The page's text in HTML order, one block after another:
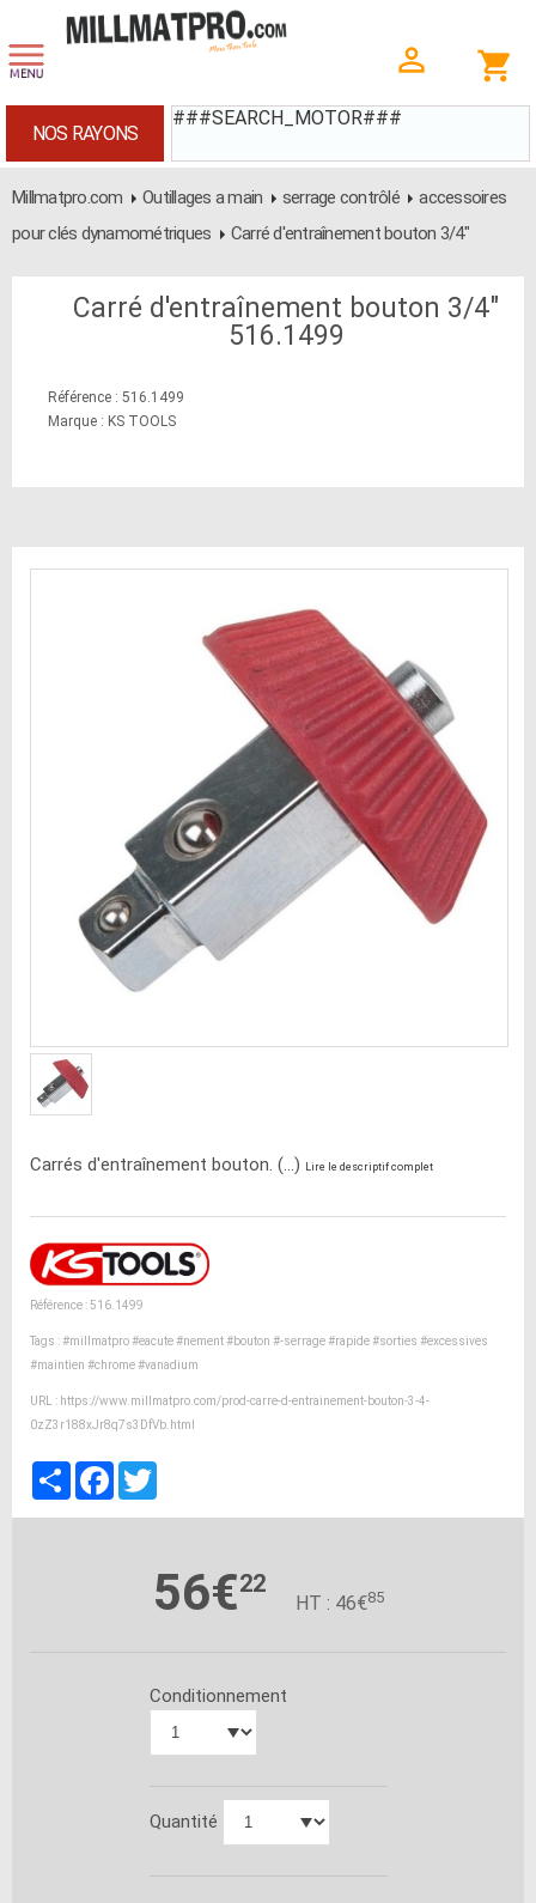
###SEARCH_MOTOR###
NOS RAYONS
Millmatpro.com Outillages a main serrage contrôlé
accessoires
pour clés dynamométriques
Carré d'entraînement bouton 3/4"
Carré d'entraînement bouton 3/4"
516.1499
Référence : 516.1499
Marque : KS TOOLS
Carrés d'entraînement bouton. (...) Lire le descriptif complet
Référence : 516.1499
Tags :#millmatpro#eacute#nement#bouton #-serrage#rapide#sorties #excessives
#maintien #chrome#vanadium
URL : https://www.millmatpro.com/prod-carre-d-entrainement-bouton-3-4-
0zZ3r188xJr8q7s3DfVb.html
PartagerFacebook
56€22
HT : 46€85
Conditionnement
Quantité